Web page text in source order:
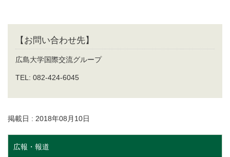
【お問い合わせ先】
広島大学国際交流グループ
TEL: 082-424-6045
掲載日 : 2018年08月10日
広報・報道